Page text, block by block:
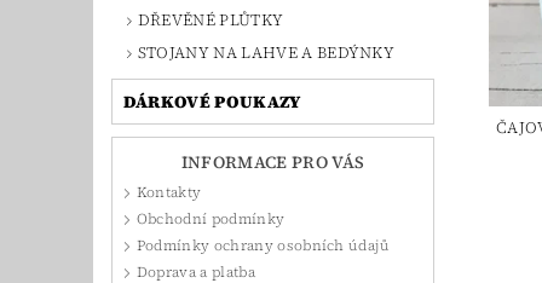
DŘEVĚNÉ PLŮTKY
STOJANY NA LAHVE A BEDÝNKY
DÁRKOVÉ POUKAZY
INFORMACE PRO VÁS
Kontakty
Obchodní podmínky
Podmínky ochrany osobních údajů
Doprava a platba